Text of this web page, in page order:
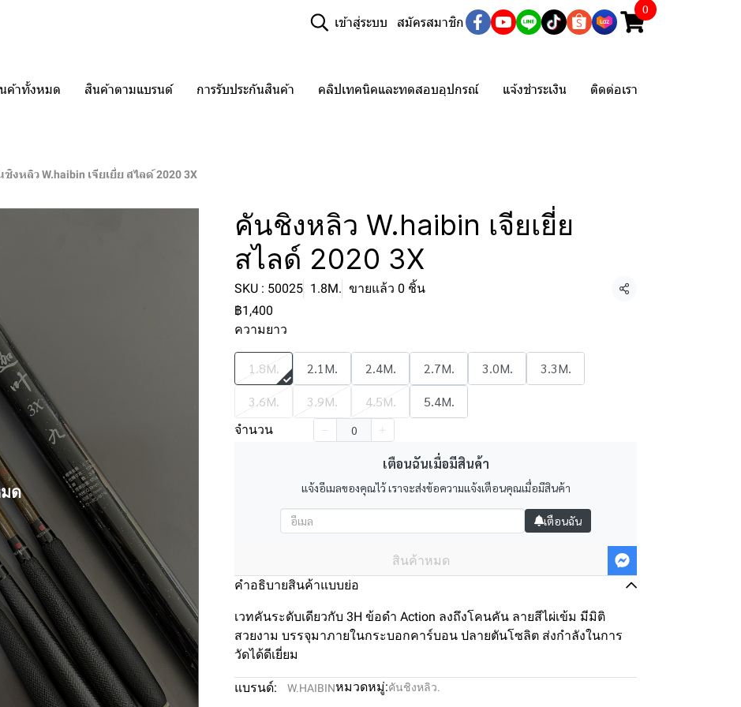
เข้าสู่ระบบ สมัครสมาชิก
0
ค้าทั้งหมด สินค้าตามแบรนด์ การรับประกันสินค้า คลิปเทคนิคและทดสอบอุปกรณ์ แจ้งชำระเงิน ติดต่อเรา
งหลิว W.haibin เจียเยี่ย สไลด์ 2020 3X
ด
คันชิงหลิว W.haibin เจียเยี่ย
สไลด์ 2020 3X
SKU : 50025 1.8M. ขายแล้ว 0 ชิ้น แชร์
฿1,400
ความยาว
1.8M. 2.1M. 2.4M. 2.7M. 3.0M.
3.3M.
3.6M.
3.9M. 4.5M. 5.4M.
จำนวน
เตือนฉันเมื่อมีสินค้า
แจ้งอีเมลของคุณไว้ เราจะส่งข้อความแจ้งเตือนคุณเมื่อมีสินค้า
เตือนฉัน
สินค้าหมด
คำอธิบายสินค้าแบบย่อ
เวทคันระดับเดียวกับ 3H ข้อดำ Action ลงถึงโคนคัน ลายสีไผ่เข้ม มีมิติ
สวยงาม บรรจุมาภายในกระบอกคาร์บอน ปลายตันโซลิต ส่งกำลังในการ
วัดได้ดีเยี่ยม
แบรนด์: W.HAIBINหมวดหมู่:คันชิงหลิว.